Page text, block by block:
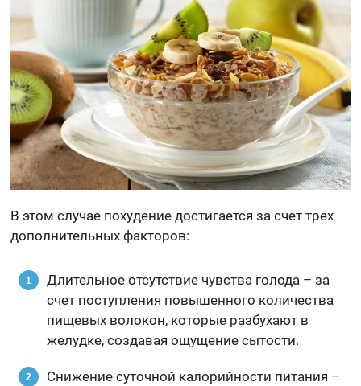
В этом случае похудение достигается за счет трех
дополнительных факторов:
Длительное отсутствие чувства голода – за
счет поступления повышенного количества
пищевых волокон, которые разбухают в
желудке, создавая ощущение сытости.
Снижение суточной калорийности питания –